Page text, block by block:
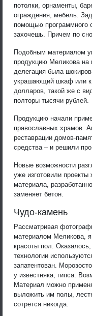
потолки, орнаменты,
ограждения, мебель.
помощью программного
захочешь. Причем по
Подобным материалом
продукцию Меликова на
делегация была
украшающий шкаф или
долларов, такой же с
полторы тысячи рублей.
Продукцию начали
православных храмов.
реставрации домов-
средства – и решили
Новые возможности
уже изготовили
материала,
заменяет бетон.
Чудо-камень
Рассматривая
материалом Меликова,
красоты пол.
технологии
запатентован.
у известняка, гипса.
Материал можно
выложить им полы,
сотрется никогда.